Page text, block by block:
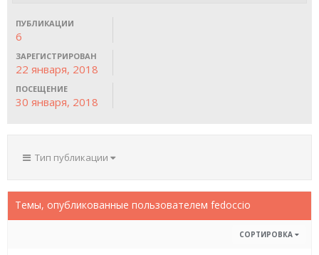
ПУБЛИКАЦИИ
6
ЗАРЕГИСТРИРОВАН
22 января, 2018
ПОСЕЩЕНИЕ
30 января, 2018
Тип публикации
Темы, опубликованные пользователем fedoccio
СОРТИРОВКА